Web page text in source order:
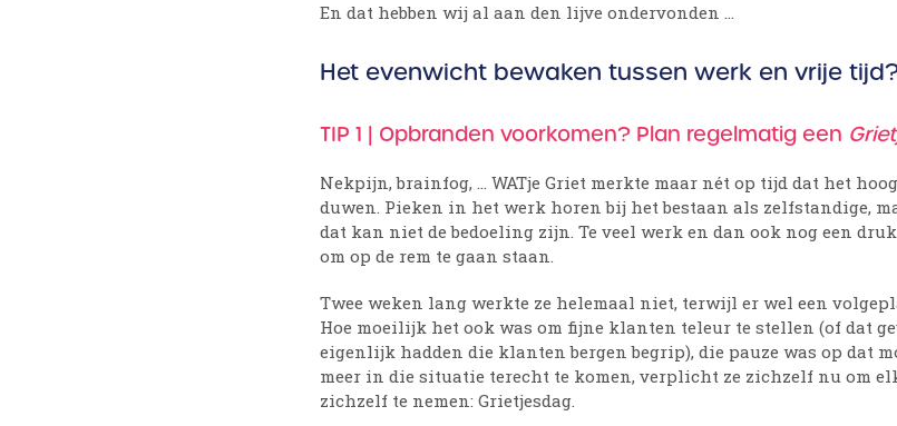
En dat hebben wij al aan den lijve ondervonden …
Het evenwicht bewaken tussen werk en vrije
TIP 1 | Opbranden voorkomen? Plan regelmatig een
Nekpijn, brainfog, … WATje Griet merkte maar nét op tijd dat het
duwen. Pieken in het werk horen bij het bestaan als zelfstandige,
dat kan niet de bedoeling zijn. Te veel werk en dan ook nog een
om op de rem te gaan staan.
Twee weken lang werkte ze helemaal niet, terwijl er wel een
Hoe moeilijk het ook was om fijne klanten teleur te stellen (of dat
eigenlijk hadden die klanten bergen begrip), die pauze was op dat
meer in die situatie terecht te komen, verplicht ze zichzelf nu om
zichzelf te nemen: Grietjesdag.